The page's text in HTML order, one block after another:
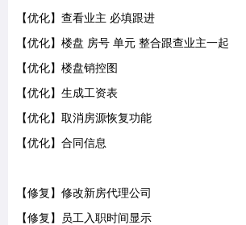
【优化】查看业主 必填跟进
【优化】楼盘 房号 单元 整合跟查业主一起
【优化】楼盘销控图
【优化】生成工资表
【优化】取消房源恢复功能
【优化】合同信息
【修复】修改新房代理公司
【修复】员工入职时间显示